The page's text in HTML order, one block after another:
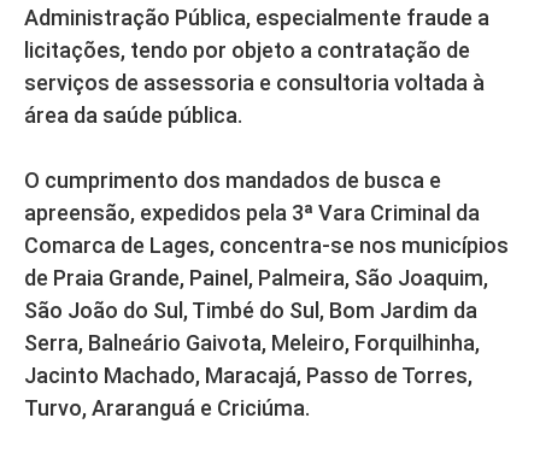
Administração Pública, especialmente fraude a
licitações, tendo por objeto a contratação de
serviços de assessoria e consultoria voltada à
área da saúde pública.
O cumprimento dos mandados de busca e
apreensão, expedidos pela 3ª Vara Criminal da
Comarca de Lages, concentra-se nos municípios
de Praia Grande, Painel, Palmeira, São Joaquim,
São João do Sul, Timbé do Sul, Bom Jardim da
Serra, Balneário Gaivota, Meleiro, Forquilhinha,
Jacinto Machado, Maracajá, Passo de Torres,
Turvo, Araranguá e Criciúma.